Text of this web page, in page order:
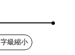
字級縮小